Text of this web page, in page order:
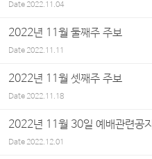
Date2022.11.04
2022년 11월 둘째주 주보
Date2022.11.11
2022년 11월 셋째주 주보
Date2022.11.18
2022년 11월 30일 예배관련공지
Date2022.12.01